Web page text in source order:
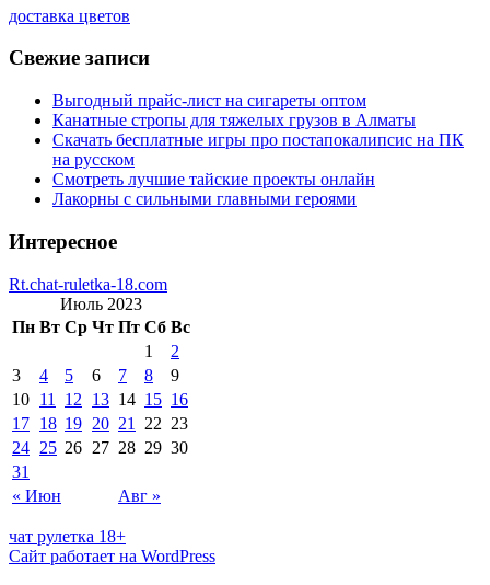
доставка цветов
Свежие записи
Выгодный прайс-лист на сигареты оптом
Канатные стропы для тяжелых грузов в Алматы
Скачать бесплатные игры про постапокалипсис на ПК
на русском
Смотреть лучшие тайские проекты онлайн
Лакорны с сильными главными героями
Интересное
Rt.chat-ruletka-18.com
Июль 2023
Пн Вт Ср Чт Пт Сб Вс
« Июн Авг »
1
2
3
4 5 6 7 8
9
10 11 12 13 14 15 16
17 18 19 20 21 22 23
24 25 26 27 28 29 30
31
чат рулетка 18+
Сайт работает на WordPress